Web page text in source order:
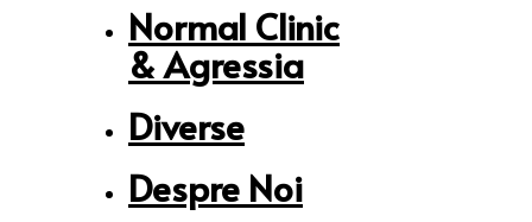
Normal Clinic
& Agressia
Diverse
Despre Noi